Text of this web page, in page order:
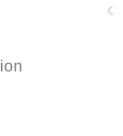
ion